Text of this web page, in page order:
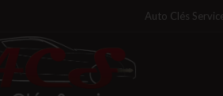
Auto Clés